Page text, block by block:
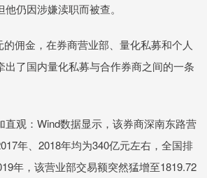
仍因涉嫌渎职而被查。
佣金，在券商营业部、量化私募和个人
出了国内量化私募与合作券商之间的一条
直观：Wind数据显示，该券商深南东路营
年、2018年均为340亿元左右，全国排
年，该营业部交易额突然猛增至1819.72